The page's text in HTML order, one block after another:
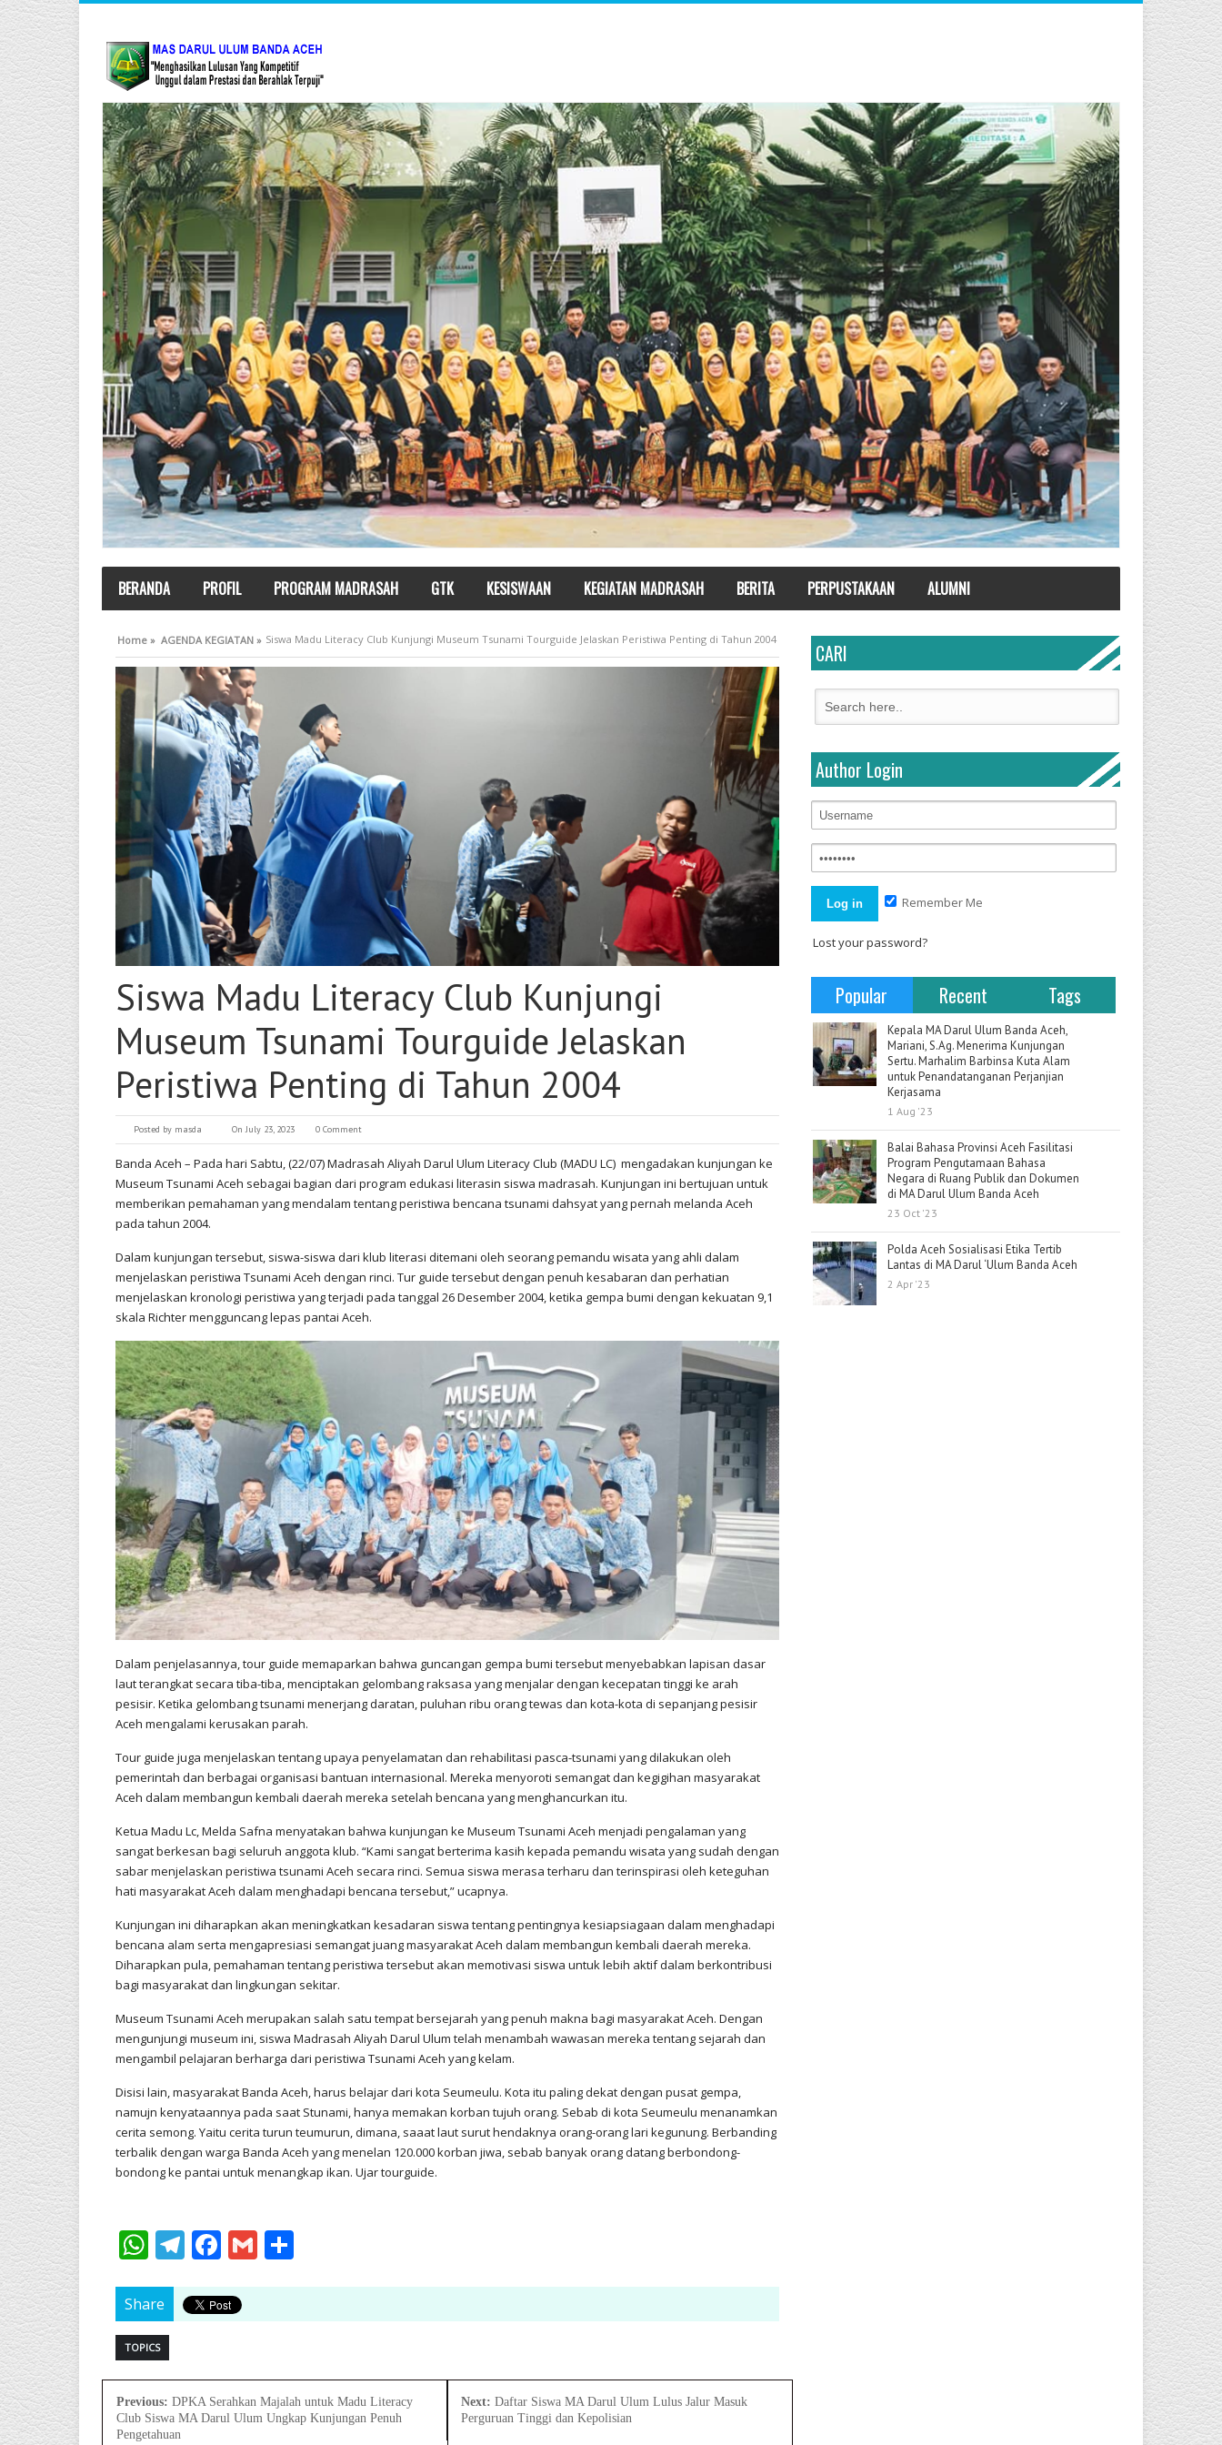
BERANDA PROFIL PROGRAM MADRASAH GTK KESISWAAN KEGIATAN MADRASAH BERITA PERPUSTAKAAN ALUMNI
Home » AGENDA KEGIATAN » Siswa Madu Literacy Club Kunjungi Museum Tsunami Tourguide Jelaskan Peristiwa Penting di Tahun 2004
Siswa Madu Literacy Club Kunjungi
Museum Tsunami Tourguide Jelaskan
Peristiwa Penting di Tahun 2004
Posted by masda On July 23, 2023 0 Comment
Banda Aceh – Pada hari Sabtu, (22/07) Madrasah Aliyah Darul Ulum Literacy Club (MADU LC) mengadakan kunjungan ke
Museum Tsunami Aceh sebagai bagian dari program edukasi literasin siswa madrasah. Kunjungan ini bertujuan untuk
memberikan pemahaman yang mendalam tentang peristiwa bencana tsunami dahsyat yang pernah melanda Aceh
pada tahun 2004.
Dalam kunjungan tersebut, siswa-siswa dari klub literasi ditemani oleh seorang pemandu wisata yang ahli dalam
menjelaskan peristiwa Tsunami Aceh dengan rinci. Tur guide tersebut dengan penuh kesabaran dan perhatian
menjelaskan kronologi peristiwa yang terjadi pada tanggal 26 Desember 2004, ketika gempa bumi dengan kekuatan 9,1
skala Richter mengguncang lepas pantai Aceh.
Dalam penjelasannya, tour guide memaparkan bahwa guncangan gempa bumi tersebut menyebabkan lapisan dasar
laut terangkat secara tiba-tiba, menciptakan gelombang raksasa yang menjalar dengan kecepatan tinggi ke arah
pesisir. Ketika gelombang tsunami menerjang daratan, puluhan ribu orang tewas dan kota-kota di sepanjang pesisir
Aceh mengalami kerusakan parah.
Tour guide juga menjelaskan tentang upaya penyelamatan dan rehabilitasi pasca-tsunami yang dilakukan oleh
pemerintah dan berbagai organisasi bantuan internasional. Mereka menyoroti semangat dan kegigihan masyarakat
Aceh dalam membangun kembali daerah mereka setelah bencana yang menghancurkan itu.
Ketua Madu Lc, Melda Safna menyatakan bahwa kunjungan ke Museum Tsunami Aceh menjadi pengalaman yang
sangat berkesan bagi seluruh anggota klub. “Kami sangat berterima kasih kepada pemandu wisata yang sudah dengan
sabar menjelaskan peristiwa tsunami Aceh secara rinci. Semua siswa merasa terharu dan terinspirasi oleh keteguhan
hati masyarakat Aceh dalam menghadapi bencana tersebut,” ucapnya.
Kunjungan ini diharapkan akan meningkatkan kesadaran siswa tentang pentingnya kesiapsiagaan dalam menghadapi
bencana alam serta mengapresiasi semangat juang masyarakat Aceh dalam membangun kembali daerah mereka.
Diharapkan pula, pemahaman tentang peristiwa tersebut akan memotivasi siswa untuk lebih aktif dalam berkontribusi
bagi masyarakat dan lingkungan sekitar.
Museum Tsunami Aceh merupakan salah satu tempat bersejarah yang penuh makna bagi masyarakat Aceh. Dengan
mengunjungi museum ini, siswa Madrasah Aliyah Darul Ulum telah menambah wawasan mereka tentang sejarah dan
mengambil pelajaran berharga dari peristiwa Tsunami Aceh yang kelam.
Disisi lain, masyarakat Banda Aceh, harus belajar dari kota Seumeulu. Kota itu paling dekat dengan pusat gempa,
namujn kenyataannya pada saat Stunami, hanya memakan korban tujuh orang. Sebab di kota Seumeulu menanamkan
cerita semong. Yaitu cerita turun teumurun, dimana, saaat laut surut hendaknya orang-orang lari kegunung. Berbanding
terbalik dengan warga Banda Aceh yang menelan 120.000 korban jiwa, sebab banyak orang datang berbondong-
bondong ke pantai untuk menangkap ikan. Ujar tourguide.
WhatsApp
Telegram
Facebook
Gmail
Share
TOPICS
Previous: DPKA Serahkan Majalah untuk Madu Literacy
Club Siswa MA Darul Ulum Ungkap Kunjungan Penuh
Pengetahuan
Next:Daftar Siswa MA Darul Ulum Lulus Jalur Masuk
Perguruan Tinggi dan Kepolisian
CARI
Author Login
Remember Me
Lost your password?
Popular Recent Tags
Kepala MA Darul Ulum Banda Aceh,
Mariani, S.Ag. Menerima Kunjungan
Sertu. Marhalim Barbinsa Kuta Alam
untuk Penandatanganan Perjanjian
Kerjasama
1 Aug '23
Balai Bahasa Provinsi Aceh Fasilitasi
Program Pengutamaan Bahasa
Negara di Ruang Publik dan Dokumen
di MA Darul Ulum Banda Aceh
23 Oct '23
Polda Aceh Sosialisasi Etika Tertib
Lantas di MA Darul ‘Ulum Banda Aceh
2 Apr '23